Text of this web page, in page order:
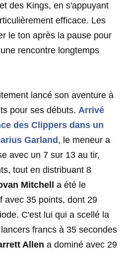
des Kings, en s'appuyant
efficace. Les
le ton après la pause pour
rencontre longtemps
lancé son aventure à
pour ses débuts. Arrivé
des Clippers dans un
Garland , le meneur a
avec un 7 sur 13 au tir,
tout en distribuant 8
Mitchell
a été le
avec 35 points, dont 29
C'est lui qui a scellé la
francs à 35 secondes
Allen a dominé avec 29